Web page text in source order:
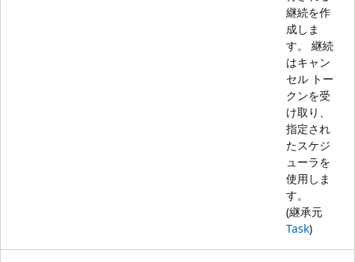
継続を作
成しま
す。 継続
はキャン
セル トー
クンを受
け取り、
指定され
たスケジ
ューラを
使用しま
す。
(継承元
Task)